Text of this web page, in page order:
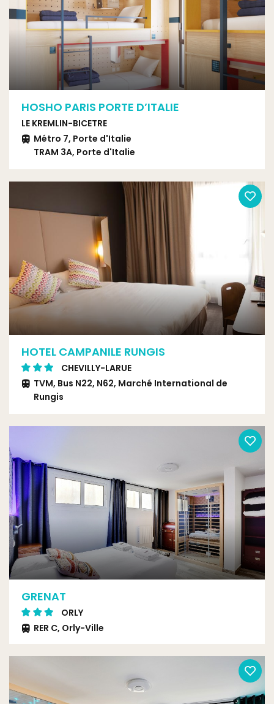
HOSHO PARIS PORTE D’ITALIE
LE KREMLIN-BICETRE
Métro 7, Porte d'Italie
TRAM 3A, Porte d'Italie
HOTEL CAMPANILE RUNGIS
CHEVILLY-LARUE
TVM, Bus N22, N62, Marché International de
Rungis
GRENAT
ORLY
RER C, Orly-Ville